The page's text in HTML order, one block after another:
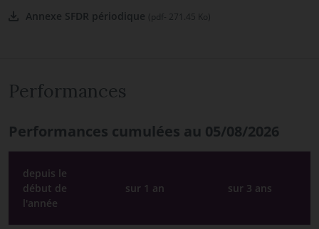
Annexe SFDR périodique (pdf- 271.45 Ko)
Performances
Performances cumulées au 05/08/2026
depuis le
début de
l'année
sur 1 an sur 3 ans